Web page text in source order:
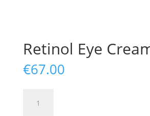
Retinol Eye
€67.00